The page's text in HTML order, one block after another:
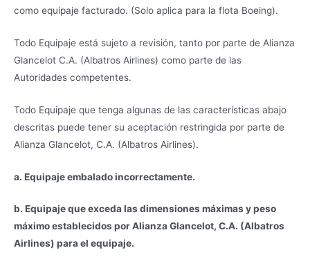
como equipaje facturado. (Solo aplica para la flota Boeing).
Todo Equipaje está sujeto a revisión, tanto por parte de Alianza
Glancelot C.A. (Albatros Airlines) como parte de las
Autoridades competentes.
Todo Equipaje que tenga algunas de las características abajo
descritas puede tener su aceptación restringida por parte de
Alianza Glancelot, C.A. (Albatros Airlines).
a. Equipaje embalado incorrectamente.
b. Equipaje que exceda las dimensiones máximas y peso
máximo establecidos por Alianza Glancelot, C.A. (Albatros
Airlines) para el equipaje.